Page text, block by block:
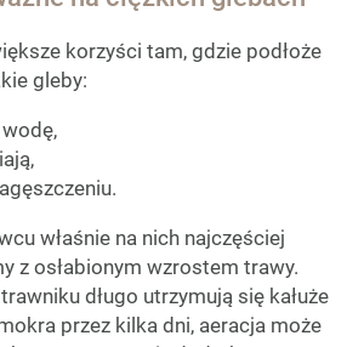
korzyści tam, gdzie podłoże
gleby:
właśnie na nich najczęściej
z osłabionym wzrostem trawy.
długo utrzymują się kałuże
przez kilka dni, aeracja może